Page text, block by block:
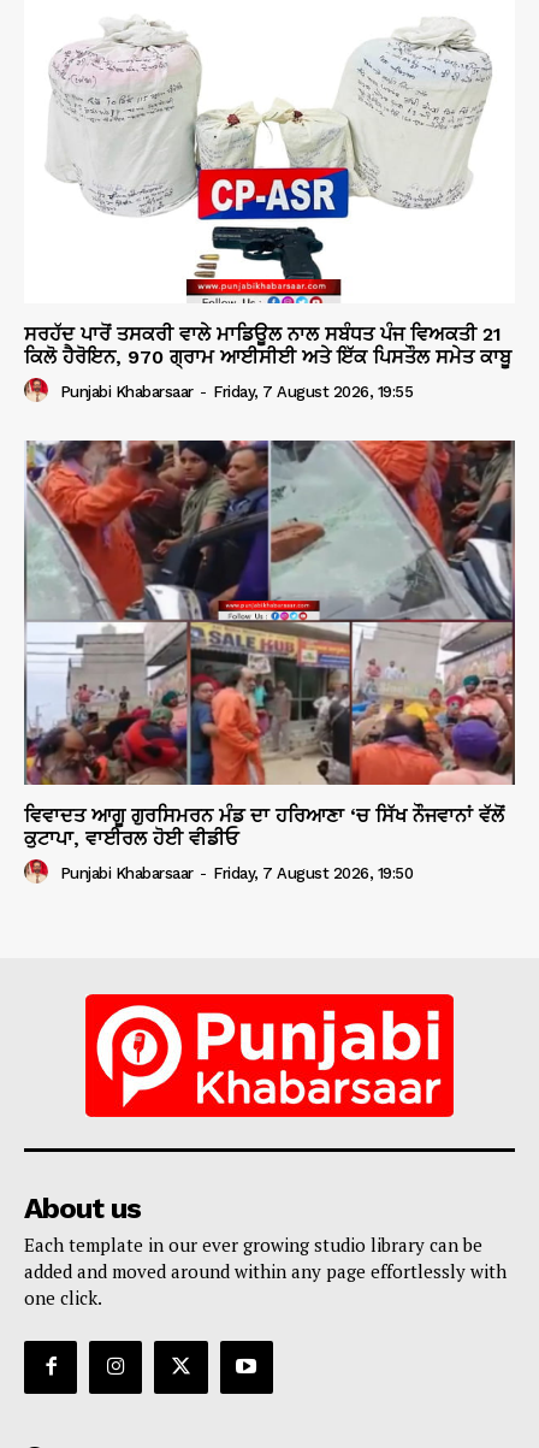
ਸਰਹੱਦ ਪਾਰੋਂ ਤਸਕਰੀ ਵਾਲੇ ਮਾਡਿਊਲ ਨਾਲ ਸਬੰਧਤ ਪੰਜ ਵਿਅਕਤੀ 21
ਕਿਲੋ ਹੈਰੋਇਨ, 970 ਗ੍ਰਾਮ ਆਈਸੀਈ ਅਤੇ ਇੱਕ ਪਿਸਤੌਲ ਸਮੇਤ ਕਾਬੂ
Punjabi Khabarsaar - Friday, 7 August 2026, 19:55
ਵਿਵਾਦਤ ਆਗੂ ਗੁਰਸਿਮਰਨ ਮੰਡ ਦਾ ਹਰਿਆਣਾ ‘ਚ ਸਿੱਖ ਨੌਜਵਾਨਾਂ ਵੱਲੋਂ
ਕੁਟਾਪਾ, ਵਾਈਰਲ ਹੋਈ ਵੀਡੀਓ
Punjabi Khabarsaar - Friday, 7 August 2026, 19:50
About us
Each template in our ever growing studio library can be
added and moved around within any page effortlessly with
one click.